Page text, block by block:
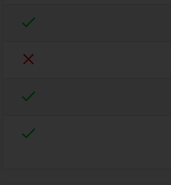



